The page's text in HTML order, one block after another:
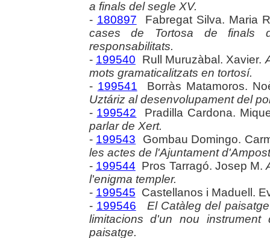
a finals del segle XV.
- 180897 Fabregat Silva. Maria
cases de Tortosa de finals
responsabilitats.
- 199540 Rull Muruzàbal. Xavier.
mots gramaticalitzats en tortosí.
- 199541 Borràs Matamoros.
Uztáriz al desenvolupament del
- 199542 Pradilla Cardona.
parlar de Xert.
- 199543 Gombau Domingo.
les actes de l'Ajuntament
- 199544 Pros Tarragó. Josep M.
l'enigma templer.
- 199545 Castellanos i Maduell.
- 199546
El Catàleg del
limitacions d'un nou
paisatge.